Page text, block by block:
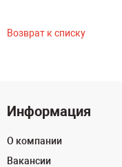
Возврат к списку
Информация
О компании
Вакансии